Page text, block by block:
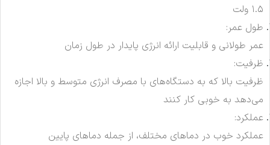
۱.۵ ولت
طول عمر:
عمر طولانی و قابلیت ارائه انرژی پایدار در طول زمان
ظرفیت:
ظرفیت بالا که به دستگاه‌های با مصرف انرژی متوسط و بالا اجازه
می‌دهد به خوبی کار کنند
عملکرد:
عملکرد خوب در دماهای مختلف، از جمله دماهای پایین